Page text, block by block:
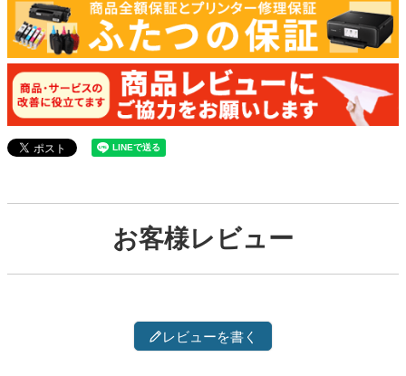
お客様レビュー
レビューを書く